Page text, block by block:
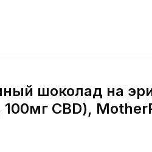
шоколад на
100мг CBD),